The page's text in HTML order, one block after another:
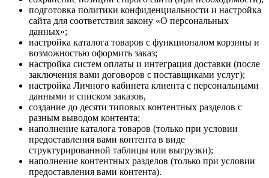
подготовка политики конфиденциальности и настройка
сайта для соответствия закону «О персональных
данных»;
настройка каталога товаров с функционалом корзины и
возможностью оформить заказ;
настройка систем оплаты и интеграция доставки (после
заключения вами договоров с поставщиками услуг);
настройка Личного кабинета клиента с персональными
данными и списком заказов,
создание до десяти типовых контентных разделов с
разным выводом контента;
наполнение каталога товаров (только при условии
предоставления вами контента в виде
структурированной таблицы или выгрузки);
наполнение контентных разделов (только при условии
предоставления вами контента).